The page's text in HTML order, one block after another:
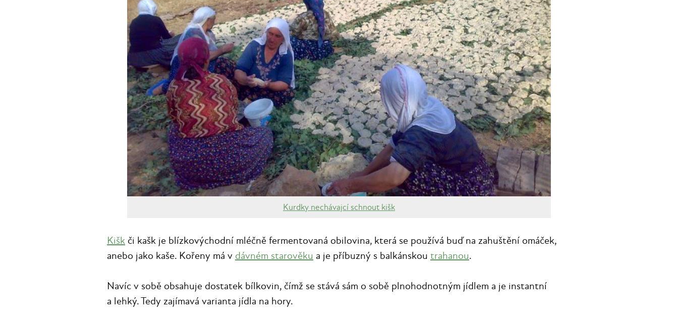
Kurdky nechávajcí schnout kišk
Kišk či kašk je blízkovýchodní mléčně fermentovaná obilovina, která se používá buď na zahuštění omáček,
anebo jako kaše. Kořeny má v dávném starověku a je příbuzný s balkánskou trahanou.
Navíc v sobě obsahuje dostatek bílkovin, čímž se stává sám o sobě plnohodnotným jídlem a je instantní
a lehký. Tedy zajímavá varianta jídla na hory.